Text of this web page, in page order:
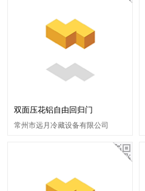
双面压花铝自由回归门
常州市远月冷藏设备有限公司